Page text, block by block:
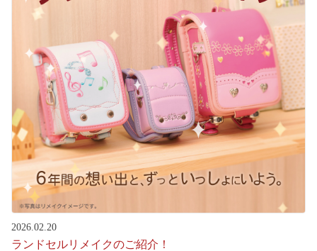
2026.02.20
ランドセルリメイクのご紹介！